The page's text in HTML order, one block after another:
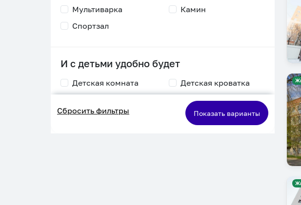
Мультиварка
Спортзал
Камин
И с детьми удобно будет
Детская комната
кормления
Детская кроватка
Двухъярусная
кровать
Сбросить фильтры Показать варианты